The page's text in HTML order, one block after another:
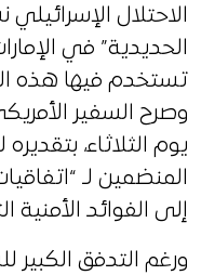
الاحتلال
الحديدية” في
تستخدم فيها هذه
وصرح السفير
يوم الثلاثاء،
إلى الفوائد
ورغم التدفق الكبير